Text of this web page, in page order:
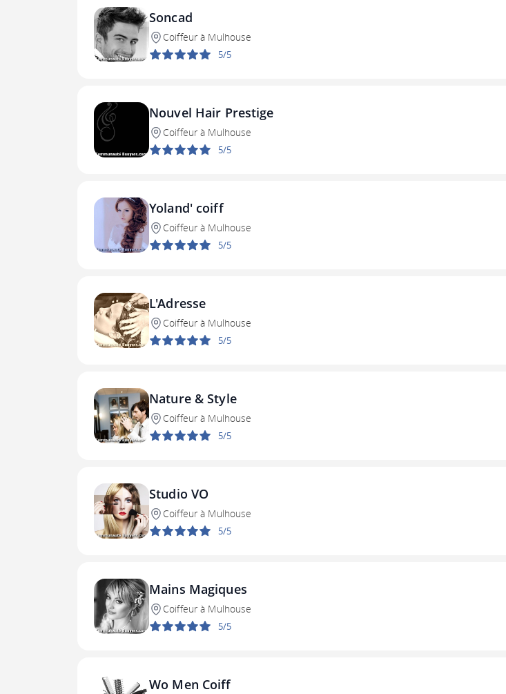
Soncad
Coiffeur à Mulhouse
5/5
Nouvel Hair Prestige
Coiffeur à Mulhouse
5/5
Yoland' coiff
Coiffeur à Mulhouse
5/5
L'Adresse
Coiffeur à Mulhouse
5/5
Nature & Style
Coiffeur à Mulhouse
5/5
Studio VO
Coiffeur à Mulhouse
5/5
Mains Magiques
Coiffeur à Mulhouse
5/5
Wo Men Coiff